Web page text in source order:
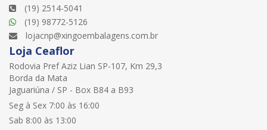
(19) 2514-5041
(19) 98772-5126
lojacnp@xingoembalagens.com.br
Loja Ceaflor
Rodovia Pref Aziz Lian SP-107, Km 29,3
Borda da Mata
Jaguariúna / SP - Box B84 a B93
Seg à Sex 7:00 às 16:00
Sab 8:00 às 13:00